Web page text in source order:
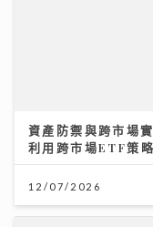
12/07/2026